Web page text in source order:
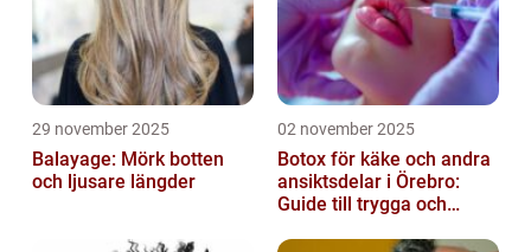
29 november 2025
Balayage: Mörk botten
och ljusare längder
02 november 2025
Botox för käke och andra
ansiktsdelar i Örebro:
Guide till trygga och